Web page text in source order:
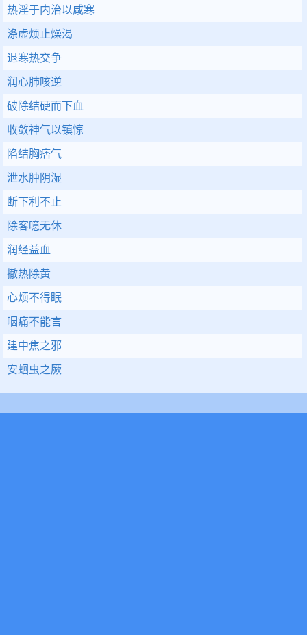
热淫于内治以咸寒
涤虚烦止燥渴
退寒热交争
润心肺咳逆
破除结硬而下血
收敛神气以镇惊
陷结胸痞气
泄水肿阴湿
断下利不止
除客噫无休
润经益血
撤热除黄
心烦不得眠
咽痛不能言
建中焦之邪
安蛔虫之厥